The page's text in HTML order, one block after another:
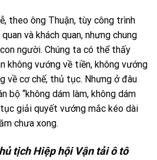
theo ông Thuận, tùy công trình
và khách quan, nhưng chung
người. Chúng ta có thể thấy
không vướng về tiền, không vướng
về cơ chế, thủ tục. Nhưng ở đâu
bộ “không dám làm, không dám
giải quyết vướng mắc kéo dài
chưa xong.
tịch Hiệp hội Vận tải ô tô